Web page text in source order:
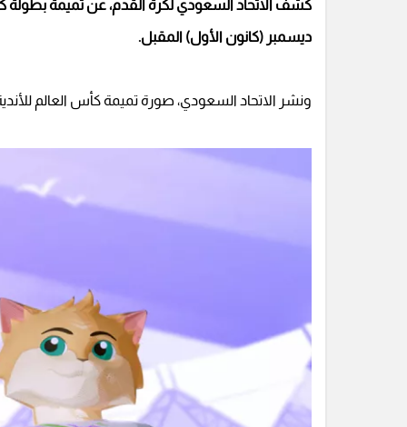
ديسمبر (كانون الأول) المقبل.
ونشر الاتحاد السعودي، صورة تميمة كأس العالم للأندية 2023، المستوحة من قط الرمال، بعنوان